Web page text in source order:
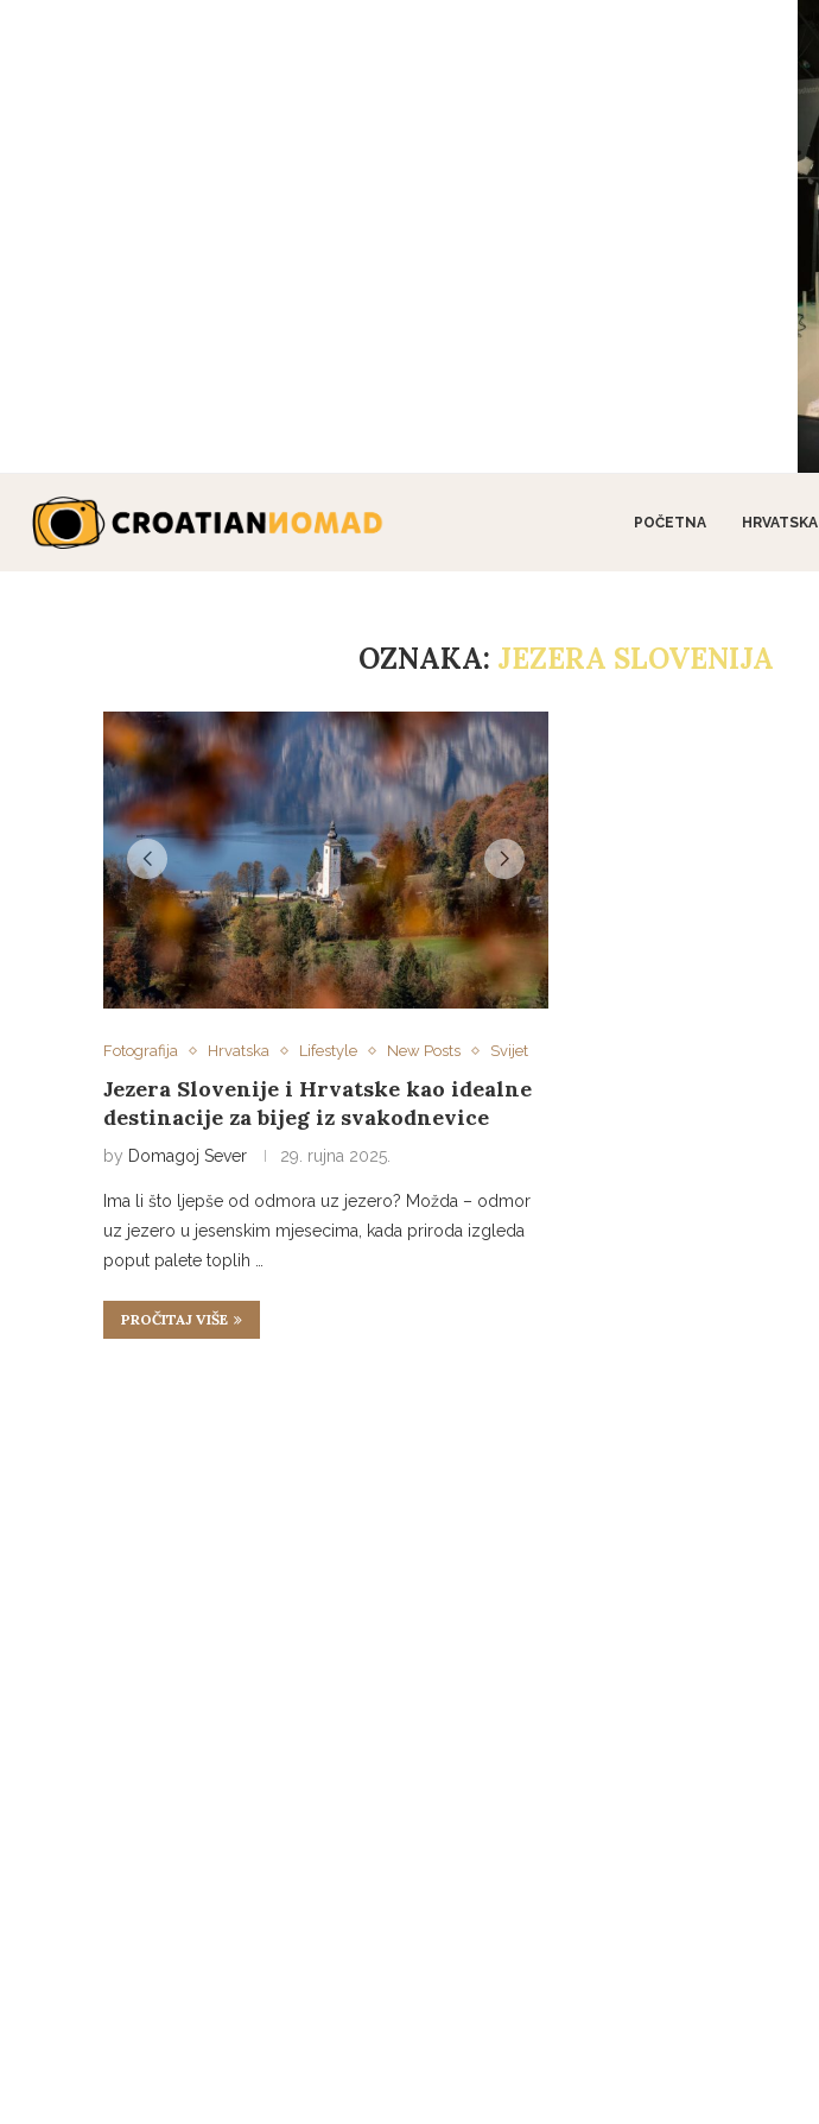
POČETNA HRVATSKA
OZNAKA: JEZERA SLOVENIJA
Fotografija Hrvatska Lifestyle New Posts Svijet
Jezera Slovenije i Hrvatske kao idealne
destinacije za bijeg iz svakodnevice
by Domagoj Sever 29. rujna 2025.
Ima li što ljepše od odmora uz jezero? Možda – odmor
uz jezero u jesenskim mjesecima, kada priroda izgleda
poput palete toplih …
PROČITAJ VIŠE